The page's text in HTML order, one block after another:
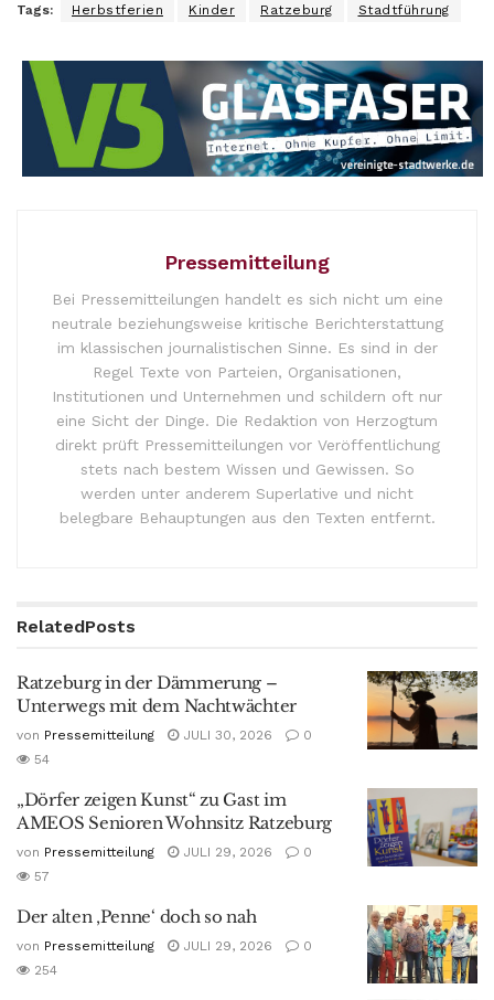
Tags: Herbstferien Kinder Ratzeburg Stadtführung
Pressemitteilung
Bei Pressemitteilungen handelt es sich nicht um eine
neutrale beziehungsweise kritische Berichterstattung
im klassischen journalistischen Sinne. Es sind in der
Regel Texte von Parteien, Organisationen,
Institutionen und Unternehmen und schildern oft nur
eine Sicht der Dinge. Die Redaktion von Herzogtum
direkt prüft Pressemitteilungen vor Veröffentlichung
stets nach bestem Wissen und Gewissen. So
werden unter anderem Superlative und nicht
belegbare Behauptungen aus den Texten entfernt.
RelatedPosts
Ratzeburg in der Dämmerung –
Unterwegs mit dem Nachtwächter
von Pressemitteilung JULI 30, 2026
0
54
„Dörfer zeigen Kunst“ zu Gast im
AMEOS Senioren Wohnsitz Ratzeburg
von Pressemitteilung JULI 29, 2026
0
57
Der alten ‚Penne‘ doch so nah
von Pressemitteilung JULI 29, 2026
0
254